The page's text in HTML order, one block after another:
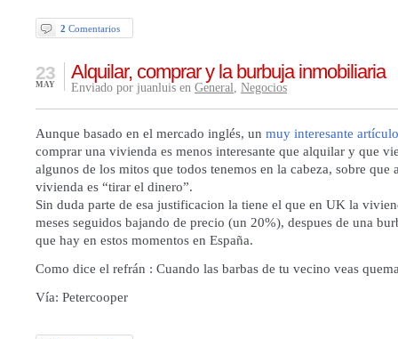
2 Comentarios
Alquilar, comprar y la burbuja inmobiliaria
23
MAY Enviado por juanluis en General, Negocios
Aunque basado en el mercado inglés, un muy interesante artículo
comprar una vivienda es menos interesante que alquilar y que
algunos de los mitos que todos tenemos en la cabeza, sobre que
vivienda es “tirar el dinero”.
Sin duda parte de esa justificacion la tiene el que en UK la
meses seguidos bajando de precio (un 20%), despues de una
que hay en estos momentos en España.
Como dice el refrán : Cuando las barbas de tu vecino veas
Vía: Petercooper